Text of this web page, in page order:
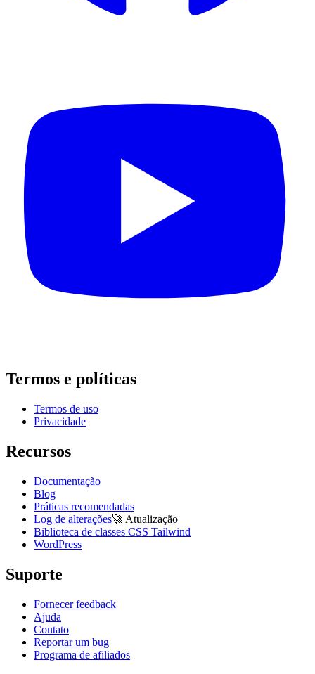
Termos e políticas
Termos de uso
Privacidade
Recursos
Documentação
Blog
Práticas recomendadas
Log de alterações🚀 Atualização
Biblioteca de classes CSS Tailwind
WordPress
Suporte
Fornecer feedback
Ajuda
Contato
Reportar um bug
Programa de afiliados